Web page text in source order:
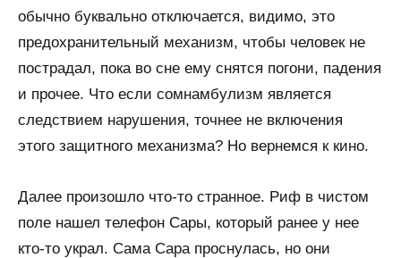
обычно буквально отключается, видимо, это
предохранительный механизм, чтобы человек не
пострадал, пока во сне ему снятся погони, падения
и прочее. Что если сомнамбулизм является
следствием нарушения, точнее не включения
этого защитного механизма? Но вернемся к кино.
Далее произошло что-то странное. Риф в чистом
поле нашел телефон Сары, который ранее у нее
кто-то украл. Сама Сара проснулась, но они